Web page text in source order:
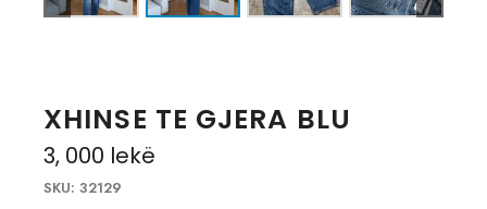
XHINSE TE GJERA BLU
3, 000 lekë
SKU: 32129